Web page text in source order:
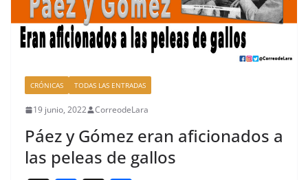
CRÓNICAS TODAS LAS ENTRADAS
19 junio, 2022 CorreodeLara
Páez y Gómez eran aficionados a
las peleas de gallos